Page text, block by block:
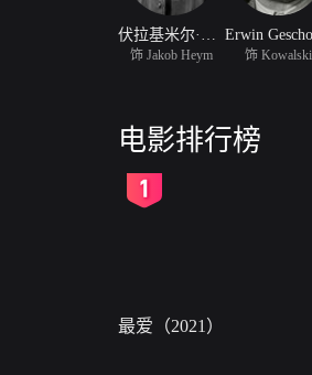
饰 Jakob Heym 饰 Kowalski
电影排行榜
最爱（2021）